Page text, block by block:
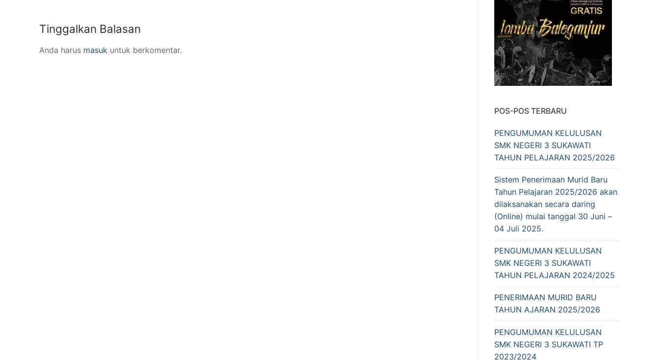
Tinggalkan Balasan
Anda harus masuk untuk berkomentar.
POS-POS TERBARU
PENGUMUMAN KELULUSAN
SMK NEGERI 3 SUKAWATI
TAHUN PELAJARAN 2025/2026
Sistem Penerimaan Murid Baru
Tahun Pelajaran 2025/2026 akan
dilaksanakan secara daring
(Online) mulai tanggal 30 Juni –
04 Juli 2025.
PENGUMUMAN KELULUSAN
SMK NEGERI 3 SUKAWATI
TAHUN PELAJARAN 2024/2025
PENERIMAAN MURID BARU
TAHUN AJARAN 2025/2026
PENGUMUMAN KELULUSAN
SMK NEGERI 3 SUKAWATI TP
2023/2024